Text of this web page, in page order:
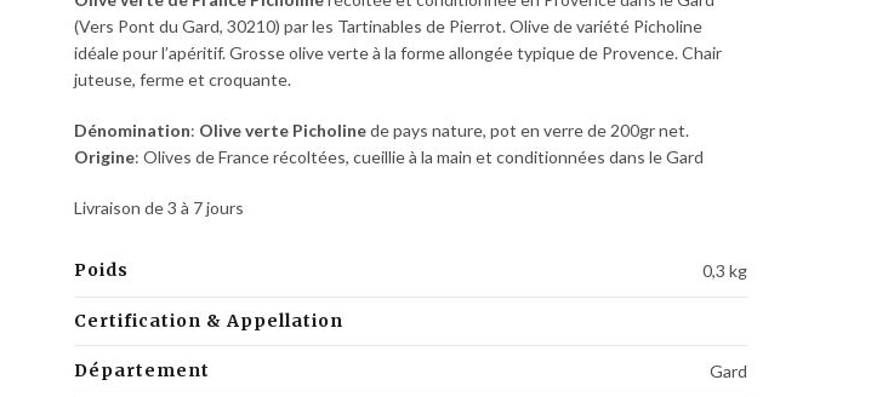
(Vers Pont du Gard, 30210) par les Tartinables de Pierrot. Olive de variété Picholine
idéale pour l’apéritif. Grosse olive verte à la forme allongée typique de Provence. Chair
juteuse, ferme et croquante.
Dénomination: Olive verte Picholinede pays nature, pot en verre de 200gr net.
Origine: Olives de France récoltées, cueillie à la main et conditionnées dans le Gard
Livraison de 3 à 7 jours
Poids 0,3 kg
Certification & Appellation
Département Gard